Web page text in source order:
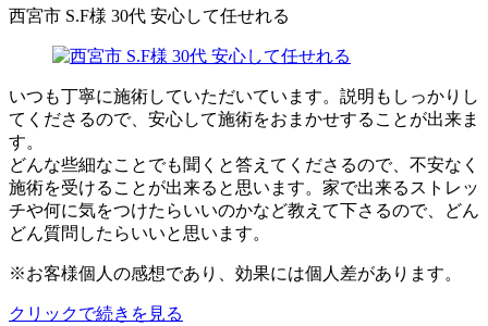
西宮市 S.F様 30代 安心して任せれる
いつも丁寧に施術していただいています。説明もしっかりし
てくださるので、安心して施術をおまかせすることが出来ま
す。
どんな些細なことでも聞くと答えてくださるので、不安なく
施術を受けることが出来ると思います。家で出来るストレッ
チや何に気をつけたらいいのかなど教えて下さるので、どん
どん質問したらいいと思います。
※お客様個人の感想であり、効果には個人差があります。
クリックで続きを⾒る